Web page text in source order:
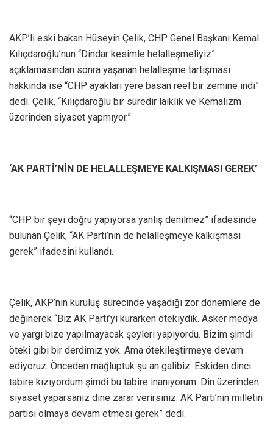
AKP’li eski bakan Hüseyin Çelik, CHP Genel Başkanı Kemal
Kılıçdaroğlu’nun “Dindar kesimle helalleşmeliyiz”
açıklamasından sonra yaşanan helalleşme tartışması
hakkında ise “CHP ayakları yere basan reel bir zemine indi”
dedi. Çelik, “Kılıçdaroğlu bir süredir laiklik ve Kemalizm
üzerinden siyaset yapmıyor.”
‘AK PARTİ’NİN DE HELALLEŞMEYE KALKIŞMASI GEREK’
“CHP bir şeyi doğru yapıyorsa yanlış denilmez” ifadesinde
bulunan Çelik, “AK Parti’nin de helalleşmeye kalkışması
gerek” ifadesini kullandı.
Çelik, AKP’nin kuruluş sürecinde yaşadığı zor dönemlere de
değinerek “Biz AK Parti’yi kurarken ötekiydik. Asker medya
ve yargı bize yapılmayacak şeyleri yapıyordu. Bizim şimdi
öteki gibi bir derdimiz yok. Ama ötekileştirmeye devam
ediyoruz. Önceden mağluptuk şu an galibiz. Eskiden dinci
tabire kızıyordum şimdi bu tabire inanıyorum. Din üzerinden
siyaset yaparsanız dine zarar verirsiniz. AK Parti’nin milletin
partisi olmaya devam etmesi gerek” dedi.